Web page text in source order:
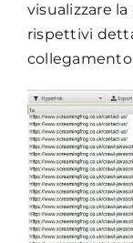
visualizzare
rispettivi